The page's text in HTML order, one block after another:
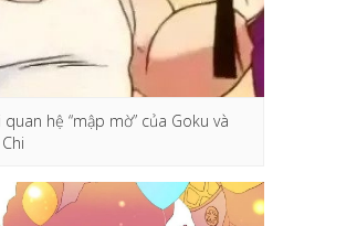
quan hệ “mập mờ” của Goku và